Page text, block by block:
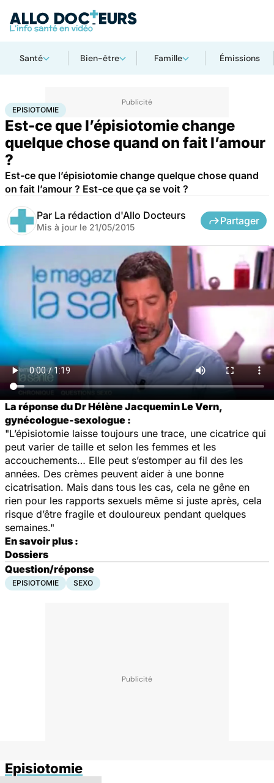
Santé Bien-être Famille Émissions
AccueilBien-être Episiotomie
EPISIOTOMIE
Est-ce que l’épisiotomie change
quelque chose quand on fait l’amour
?
Est-ce que l’épisiotomie change quelque chose quand
on fait l’amour ? Est-ce que ça se voit ?
Par La rédaction d'Allo Docteurs
Mis à jour le 21/05/2015
Partager
La réponse du Dr Hélène Jacquemin Le Vern,
gynécologue-sexologue :
"L’épisiotomie laisse toujours une trace, une cicatrice qui
peut varier de taille et selon les femmes et les
accouchements… Elle peut s’estomper au fil des les
années. Des crèmes peuvent aider à une bonne
cicatrisation. Mais dans tous les cas, cela ne gêne en
rien pour les rapports sexuels même si juste après, cela
risque d’être fragile et douloureux pendant quelques
semaines."
En savoir plus :
Dossiers
Question/réponse
EPISIOTOMIE SEXO
Episiotomie